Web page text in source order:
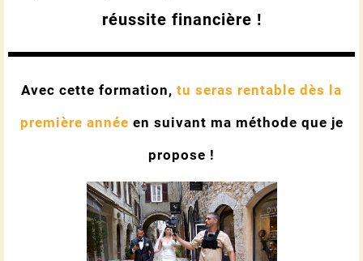
réussite financière !
Avec cette formation, tu seras rentable dès la
première année en suivant ma méthode que je
propose !